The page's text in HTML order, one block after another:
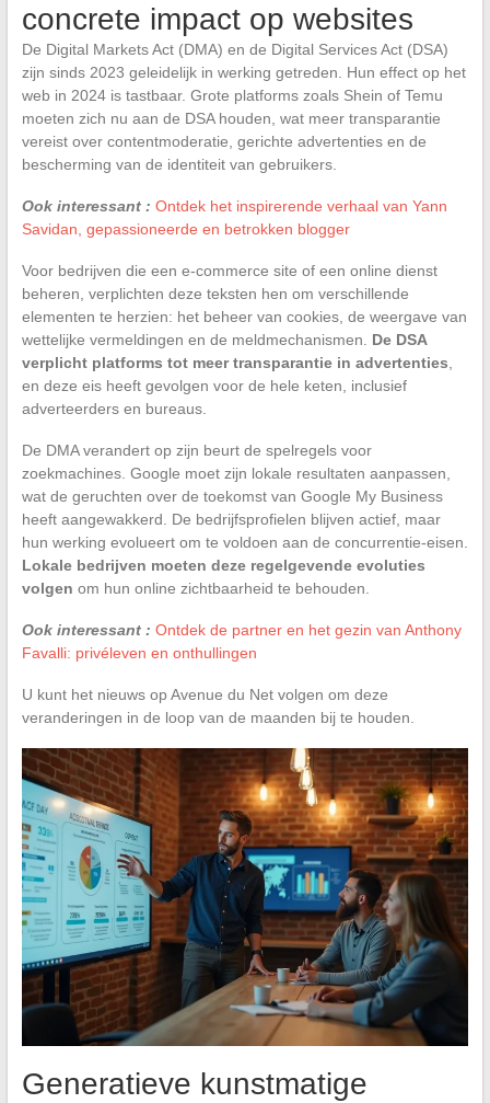
concrete impact op websites
De Digital Markets Act (DMA) en de Digital Services Act (DSA)
zijn sinds 2023 geleidelijk in werking getreden. Hun effect op het
web in 2024 is tastbaar. Grote platforms zoals Shein of Temu
moeten zich nu aan de DSA houden, wat meer transparantie
vereist over contentmoderatie, gerichte advertenties en de
bescherming van de identiteit van gebruikers.
Ook interessant : Ontdek het inspirerende verhaal van Yann
Savidan, gepassioneerde en betrokken blogger
Voor bedrijven die een e-commerce site of een online dienst
beheren, verplichten deze teksten hen om verschillende
elementen te herzien: het beheer van cookies, de weergave van
wettelijke vermeldingen en de meldmechanismen. De DSA
verplicht platforms tot meer transparantie in advertenties
en deze eis heeft gevolgen voor de hele keten, inclusief
adverteerders en bureaus.
De DMA verandert op zijn beurt de spelregels voor
zoekmachines. Google moet zijn lokale resultaten aanpassen,
wat de geruchten over de toekomst van Google My Business
heeft aangewakkerd. De bedrijfsprofielen blijven actief, maar
hun werking evolueert om te voldoen aan de concurrentie-eisen.
Lokale bedrijven moeten deze regelgevende evoluties
volgen om hun online zichtbaarheid te behouden.
Ook interessant : Ontdek de partner en het gezin van Anthony
Favalli: privéleven en onthullingen
U kunt het nieuws op Avenue du Net volgen om deze
veranderingen in de loop van de maanden bij te houden.
Generatieve kunstmatige